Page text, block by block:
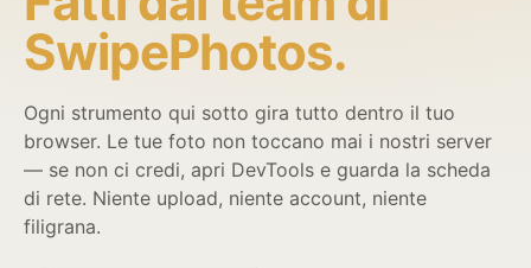
SwipePhotos.
Ogni strumento qui sotto gira tutto dentro il tuo
browser. Le tue foto non toccano mai i nostri server
— se non ci credi, apri DevTools e guarda la scheda
di rete. Niente upload, niente account, niente
filigrana.